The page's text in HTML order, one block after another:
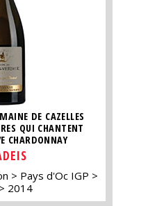
DE CAZELLES
QUI CHANTENT
CHARDONNAY
Pays d'Oc IGP
2014